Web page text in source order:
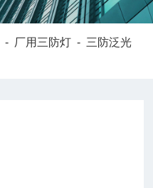
- 厂用三防灯 - 三防泛光